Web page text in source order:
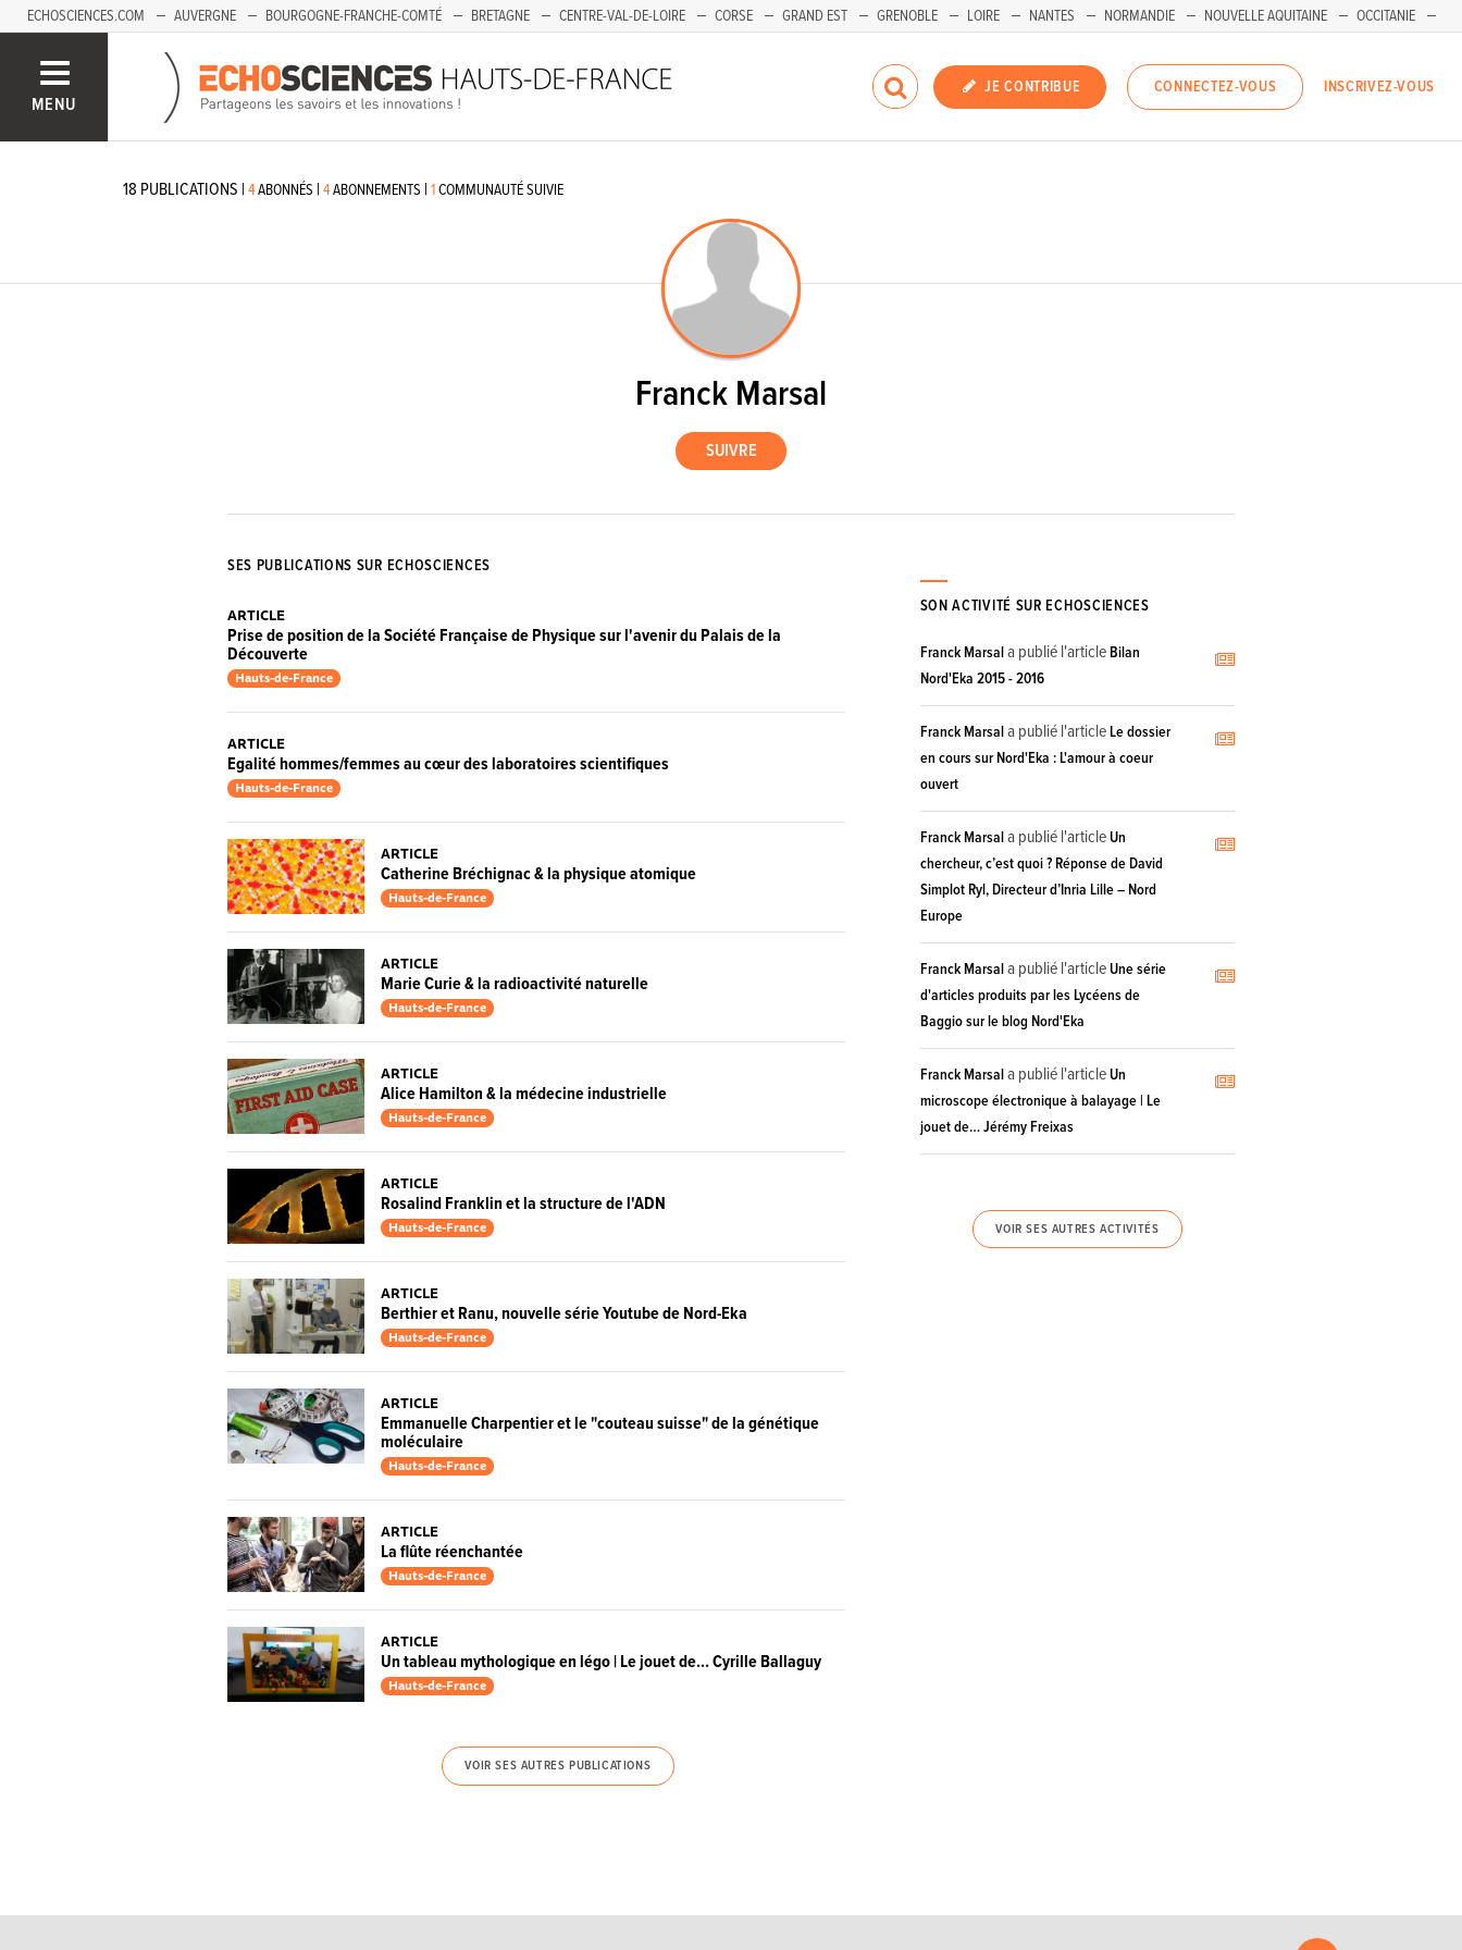
ECHOSCIENCES.COM AUVERGNE BOURGOGNE-FRANCHE-COMTÉ BRETAGNE CENTRE-VAL-DE-LOIRE CORSE GRAND EST GRENOBLE LOIRE NANTES NORMANDIE NOUVELLE AQUITAINE
OCCITANIE
SAVOIE MONT-BLANC
MENU
JE CONTRIBUE CONNECTEZ-VOUS INSCRIVEZ-VOUS
18 PUBLICATIONS |4ABONNÉS |4ABONNEMENTS |1COMMUNAUTÉ SUIVIE
Franck Marsal
SES PUBLICATIONS SUR ECHOSCIENCES
ARTICLE
Prise de position de la Société Française de Physique sur l'avenir du Palais de la
Découverte
Hauts-de-France
ARTICLE
Egalité hommes/femmes au cœur des laboratoires scientifiques
Hauts-de-France
ARTICLE
Catherine Bréchignac & la physique atomique
Hauts-de-France
ARTICLE
Marie Curie & la radioactivité naturelle
Hauts-de-France
ARTICLE
Alice Hamilton & la médecine industrielle
Hauts-de-France
ARTICLE
Rosalind Franklin et la structure de l'ADN
Hauts-de-France
ARTICLE
Berthier et Ranu, nouvelle série Youtube de Nord-Eka
Hauts-de-France
ARTICLE
Emmanuelle Charpentier et le "couteau suisse" de la génétique
moléculaire
Hauts-de-France
ARTICLE
La flûte réenchantée
Hauts-de-France
ARTICLE
Un tableau mythologique en légo | Le jouet de… Cyrille Ballaguy
Hauts-de-France
VOIR SES AUTRES PUBLICATIONS
SON ACTIVITÉ SUR ECHOSCIENCES
Franck Marsala publié l'articleBilan
Nord'Eka 2015 - 2016
Franck Marsala publié l'articleLe dossier
en cours sur Nord'Eka : L'amour à coeur
ouvert
Franck Marsala publié l'articleUn
chercheur, c’est quoi ? Réponse de David
Simplot Ryl, Directeur d’Inria Lille – Nord
Europe
Franck Marsala publié l'articleUne série
d'articles produits par les Lycéens de
Baggio sur le blog Nord'Eka
Franck Marsala publié l'articleUn
microscope électronique à balayage | Le
jouet de… Jérémy Freixas
VOIR SES AUTRES ACTIVITÉS